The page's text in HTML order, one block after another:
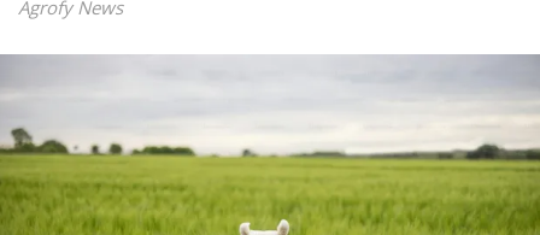
Agrofy News